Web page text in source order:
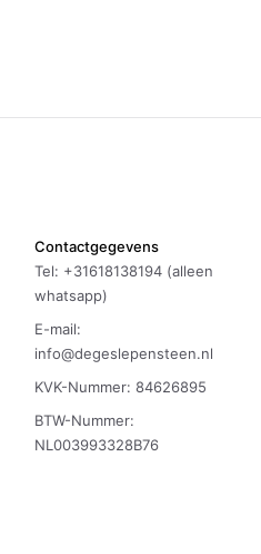
Contactgegevens
Tel: +31618138194 (alleen
whatsapp)
E-mail:
info@degeslepensteen.nl
KVK-Nummer: 84626895
BTW-Nummer:
NL003993328B76